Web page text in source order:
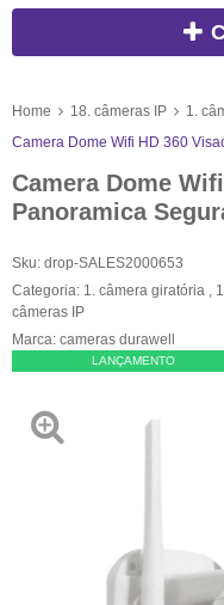
Home 18. câmeras IP
1.
Camera Dome Wifi HD 360
Camera Dome
Panoramica
Sku: drop-SALES2000653
Categoria: 1. câmera giratória
câmeras IP
Marca: cameras durawell
LANÇAMENTO